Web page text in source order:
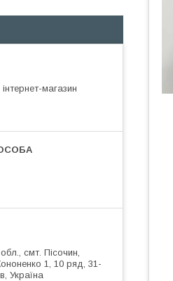
магазин
смт. Пісочин,
1, 10 ряд, 31-
Україна